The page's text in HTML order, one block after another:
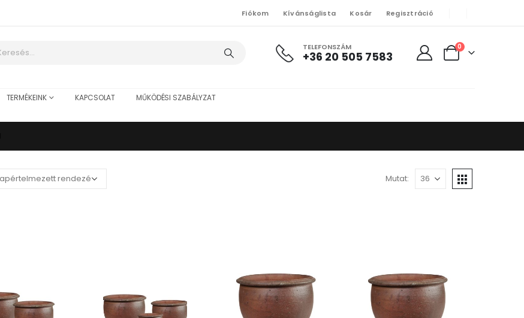
Fiókom Kívánságlista Kosár Regisztráció
TELEFONSZÁM
+36 20 505 7583
0
TERMÉKEINK KAPCSOLAT MŰKÖDÉSI SZABÁLYZAT
Mutat: